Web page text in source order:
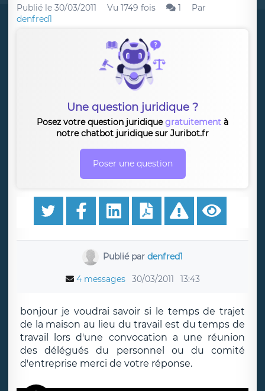
Publié le 30/03/2011 Vu 1749 fois 1
Par
denfred1
Une question juridique ?
Posez votre question juridiquegratuitement à
notre chatbot juridique sur Juribot.fr
Poser une question
Publié pardenfred1
4 messages 30/03/2011 13:43
bonjour je voudrai savoir si le temps de trajet
de la maison au lieu du travail est du temps de
travail lors d'une convocation a une réunion
des délégués du personnel ou du comité
d'entreprise merci de votre réponse.